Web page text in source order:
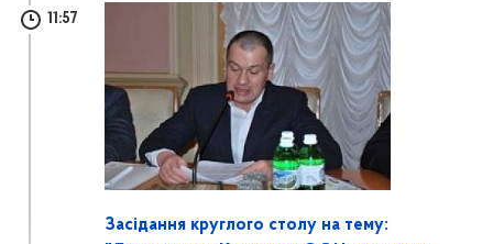
11:57
Засідання круглого столу на тему: